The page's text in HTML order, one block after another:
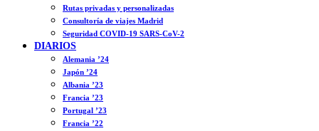
Rutas privadas y personalizadas
Consultoría de viajes Madrid
Seguridad COVID-19 SARS-CoV-2
DIARIOS
Alemania ’24
Japón ’24
Albania ’23
Francia ’23
Portugal ’23
Francia ’22